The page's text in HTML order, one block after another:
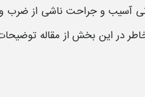
آسیب و جراحت ناشی ازضرب
در این بخش از مقاله